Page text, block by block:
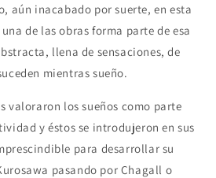
aún inacabado por suerte, en esta
de las obras forma parte de esa
llena de sensaciones, de
mientras sueño.
valoraron los sueños como parte
y éstos se introdujeron en sus
para desarrollar su
pasando por Chagall o